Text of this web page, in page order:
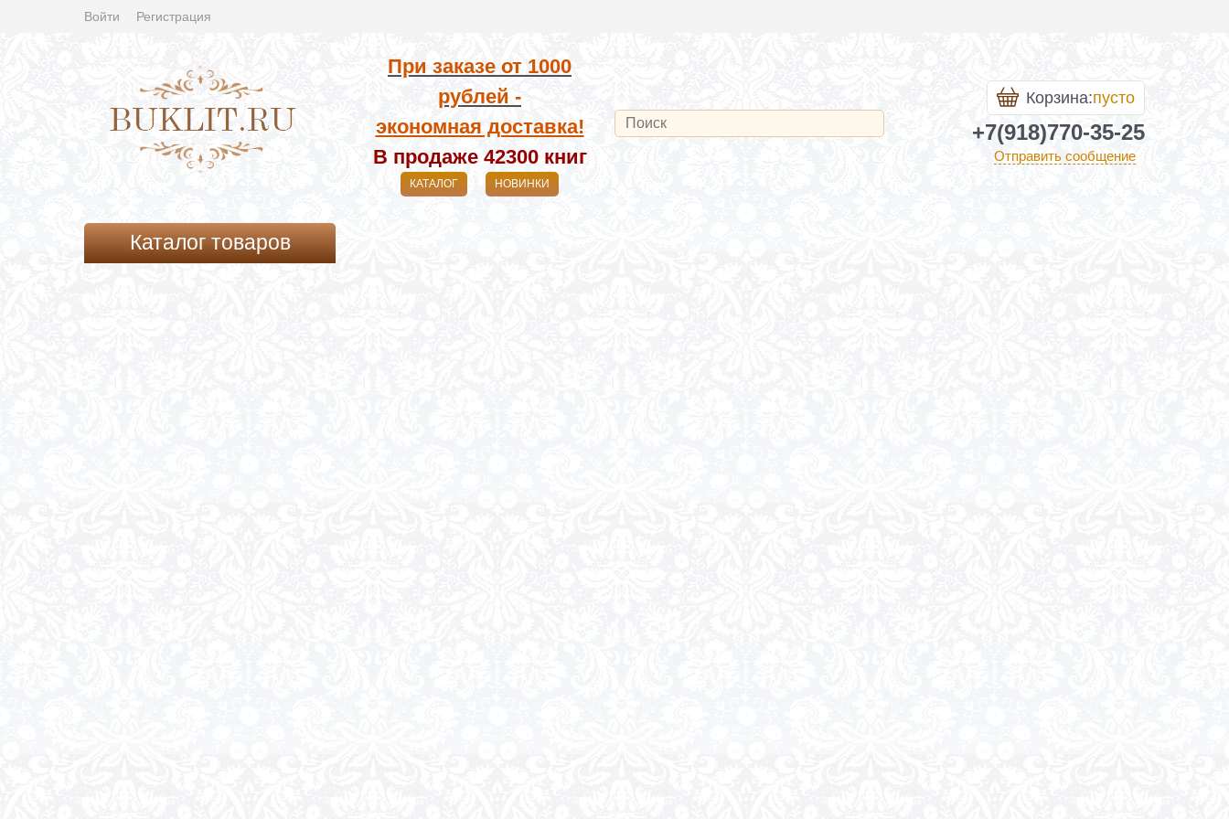
Войти Регистрация
При заказе от 1000
рублей -
экономная доставка!
В продаже 42300 книг
КАТАЛОГ НОВИНКИ
Корзина:пусто
+7(918)770-35-25
Отправить сообщение
Каталог товаров